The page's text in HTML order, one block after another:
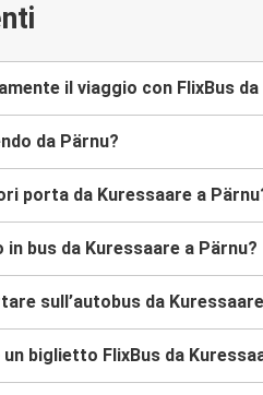
il viaggio con FlixBus
da Pärnu?
porta da Kuressaare a
bus da Kuressaare a Pärnu?
sull’autobus da
biglietto FlixBus da